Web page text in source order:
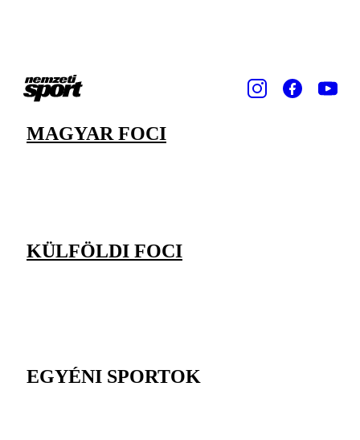
MAGYAR FOCI
KÜLFÖLDI FOCI
EGYÉNI SPORTOK